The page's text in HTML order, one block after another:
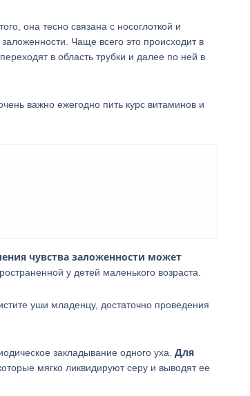
она тесно связана с носоглоткой и
Чаще всего это происходит в
в область трубки и далее по ней в
важно ежегодно пить курс витаминов и
чувства заложенности может
у детей маленького возраста.
уши младенцу, достаточно проведения
закладывание одного уха. Для
которые мягко ликвидируют серу и выводят ее